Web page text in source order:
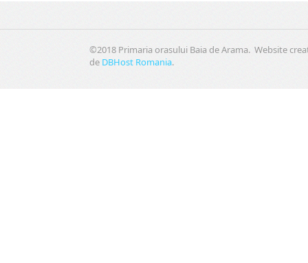
©2018 Primaria orasului Baia de Arama. Website
de DBHost Romania.